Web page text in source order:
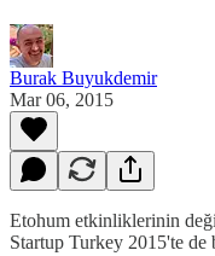
Burak Buyukdemir
Mar 06, 2015
Etohum etkinliklerinin
Startup Turkey 2015'te